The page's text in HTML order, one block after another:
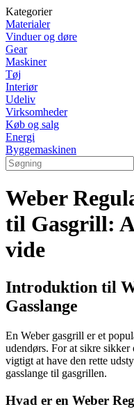
Kategorier
Materialer
Vinduer og døre
Gear
Maskiner
Tøj
Interiør
Udeliv
Virksomheder
Køb og salg
Energi
Byggemaskinen
Weber
til Gasgrill:
vide
Introduktion til
Gasslange
En Weber gasgrill er et
udendørs. For at sikre
vigtigt at have den rette
gasslange til gasgrillen.
Hvad er en Weber